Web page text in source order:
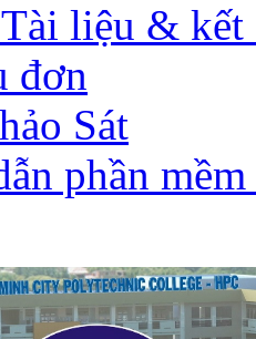
liệu & kết
đơn
Sát
phần